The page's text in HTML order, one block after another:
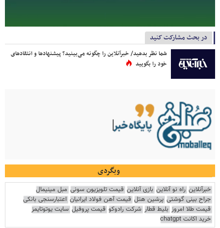
در بحث مشارکت کنید
شما نظر بدهید/ خبرآنلاین را چگونه می‌بینید؟ پیشنهادها و انتقادهای
خود را بگویید
وبگردی
خبرآنلاین راه نو آنلاین بازی آنلاین قیمت تلویزیون سونی مبل مینیمال
جراح بینی گوشتی پرشین هتل قیمت آهن فولاد ایرانیان اعتبارسنجی بانکی
قیمت طلا امروز بلیط قطار شرکت رادوکو قیمت پروفیل سایت یوتوتایمز
خرید اکانت chatgpt